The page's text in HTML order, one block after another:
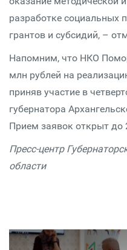
разработке социальных
грантов и субсидий, –
Напомним, что НКО
млн рублей на
приняв участие в
губернатора
Прием заявок открыт до
Пресс-центр
области